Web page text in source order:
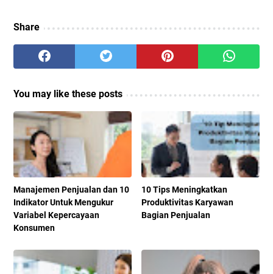
Share
You may like these posts
Manajemen Penjualan dan 10
Indikator Untuk Mengukur
Variabel Kepercayaan
Konsumen
10 Tips Meningkatkan
Produktivitas Karyawan
Bagian Penjualan